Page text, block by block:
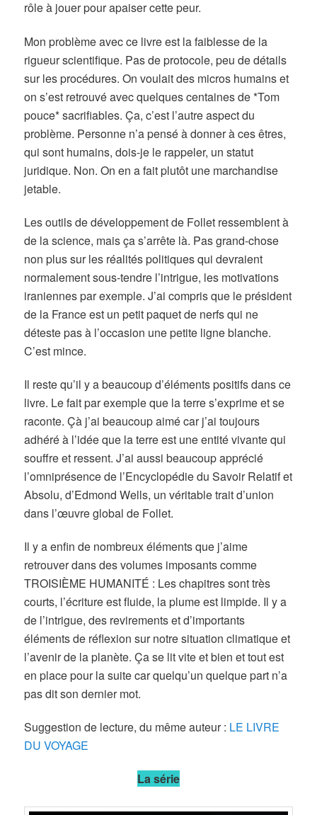
rôle à jouer pour apaiser cette peur.
Mon problème avec ce livre est la faiblesse de la
rigueur scientifique. Pas de protocole, peu de détails
sur les procédures. On voulait des micros humains et
on s’est retrouvé avec quelques centaines de *Tom
pouce* sacrifiables. Ça, c’est l’autre aspect du
problème. Personne n’a pensé à donner à ces êtres,
qui sont humains, dois-je le rappeler, un statut
juridique. Non. On en a fait plutôt une marchandise
jetable.
Les outils de développement de Follet ressemblent à
de la science, mais ça s’arrête là. Pas grand-chose
non plus sur les réalités politiques qui devraient
normalement sous-tendre l’intrigue, les motivations
iraniennes par exemple. J’ai compris que le président
de la France est un petit paquet de nerfs qui ne
déteste pas à l’occasion une petite ligne blanche.
C’est mince.
Il reste qu’il y a beaucoup d’éléments positifs dans ce
livre. Le fait par exemple que la terre s’exprime et se
raconte. Çà j’ai beaucoup aimé car j’ai toujours
adhéré à l’idée que la terre est une entité vivante qui
souffre et ressent. J’ai aussi beaucoup apprécié
l’omniprésence de l’Encyclopédie du Savoir Relatif et
Absolu, d’Edmond Wells, un véritable trait d’union
dans l’œuvre global de Follet.
Il y a enfin de nombreux éléments que j’aime
retrouver dans des volumes imposants comme
TROISIÈME HUMANITÉ : Les chapitres sont très
courts, l’écriture est fluide, la plume est limpide. Il y a
de l’intrigue, des revirements et d’importants
éléments de réflexion sur notre situation climatique et
l’avenir de la planète. Ça se lit vite et bien et tout est
en place pour la suite car quelqu’un quelque part n’a
pas dit son dernier mot.
Suggestion de lecture, du même auteur : LE LIVRE
DU VOYAGE
La série